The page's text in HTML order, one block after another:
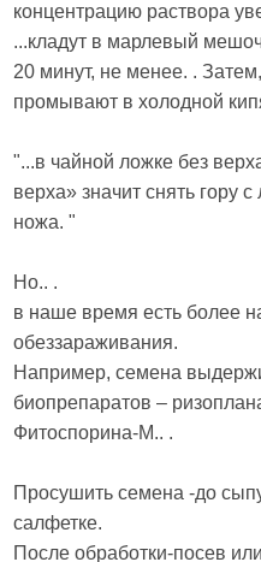
концентрацию раствора
...кладут в марлевый
20 минут, не менее. .
промывают в холодной
"...в чайной ложке без
верха» значит снять гору
ножа. "
Но.. .
в наше время есть более
обеззараживания.
Например, семена
биопрепаратов –
Фитоспорина-М.. .
Просушить семена -до
салфетке.
После обработки-посев